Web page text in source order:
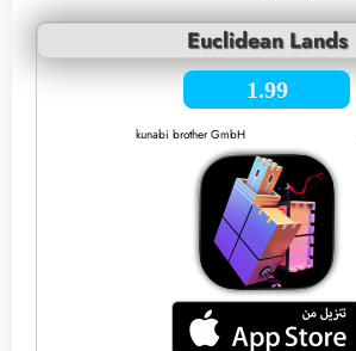
Euclidean Lands
1.99
kunabi brother GmbH